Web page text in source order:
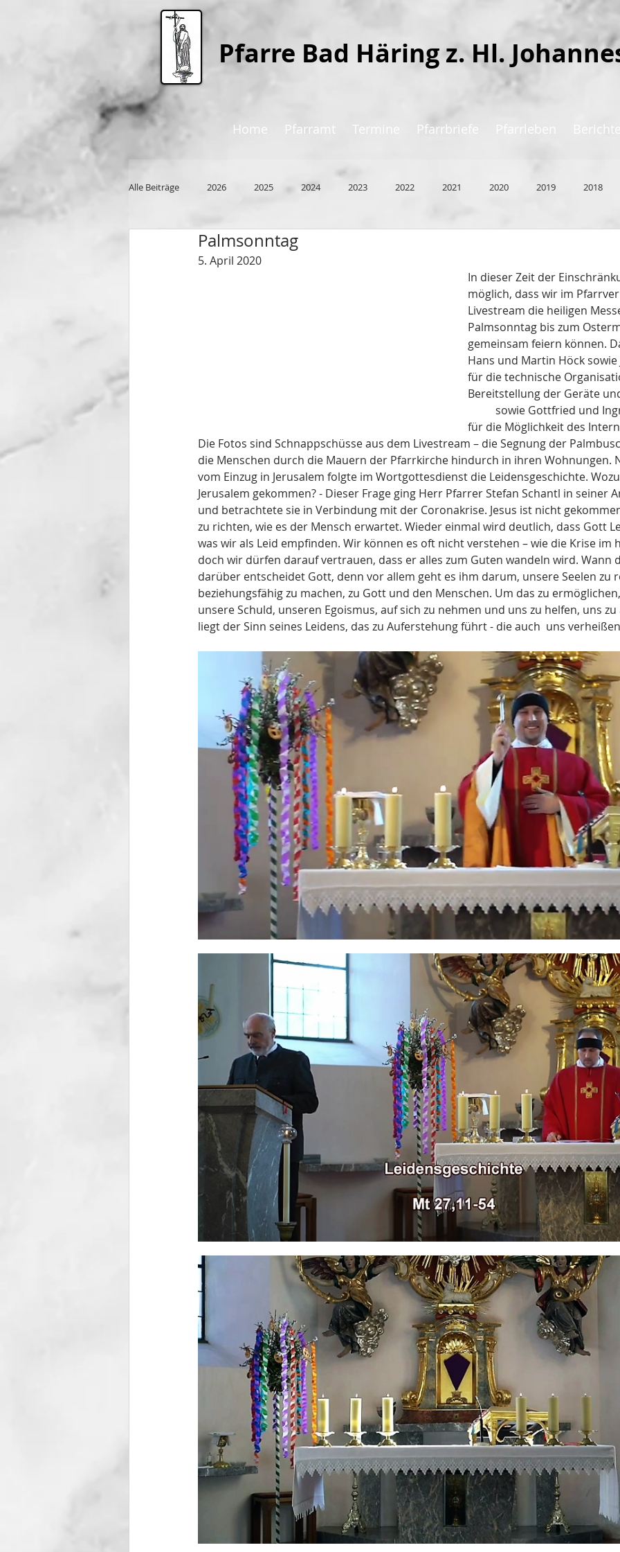
Pfarre Bad Häring z. Hl.
Home Pfarramt Termine Pfarrbriefe Pfarrleben
Alle Beiträge 2026 2025 2024 2023 2022 2021 2020 2019 2018
Palmsonntag
5. April 2020
In dieser Zeit der
möglich, dass wir im
Livestream die heiligen
Palmsonntag bis zum
gemeinsam feiern können.
Hans und Martin Höck
für die technische
Bereitstellung der Geräte
für die Möglichkeit des
Die Fotos sind Schnappschüsse aus dem Livestream – die Segnung der
die Menschen durch die Mauern der Pfarrkirche hindurch in ihren Wohnungen.
vom Einzug in Jerusalem folgte im Wortgottesdienst die Leidensgeschichte.
Jerusalem gekommen? - Dieser Frage ging Herr Pfarrer Stefan Schantl in seiner
und betrachtete sie in Verbindung mit der Coronakrise. Jesus ist nicht
zu richten, wie es der Mensch erwartet. Wieder einmal wird deutlich, dass Gott
was wir als Leid empfinden. Wir können es oft nicht verstehen – wie die Krise im
doch wir dürfen darauf vertrauen, dass er alles zum Guten wandeln wird. Wann das
darüber entscheidet Gott, denn vor allem geht es ihm darum, unsere Seelen zu
beziehungsfähig zu machen, zu Gott und den Menschen. Um das zu
unsere Schuld, unseren Egoismus, auf sich zu nehmen und uns zu helfen, uns
liegt der Sinn seines Leidens, das zu Auferstehung führt - die auch  uns